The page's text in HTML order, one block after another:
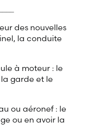
des nouvelles
la conduite
à moteur : le
garde et le
ou aéronef : le
ou en avoir la